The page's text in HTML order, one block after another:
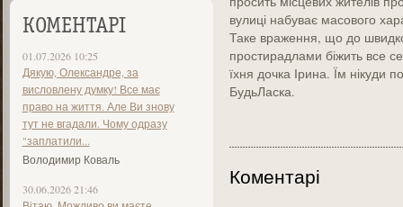
КОМЕНТАРІ
01.07.2026 10:25
Дякую, Олександре, за
висловлену думку! Все має
право на життя. Але Ви знову
тут не вгадали. Чому одразу
"заплатили...
Володимир Коваль
30.06.2026 21:46
вулиці набуває масового
Таке враження, що до
простирадлами біжить все
їхня дочка Ірина. Їм нікуди
БудьЛаска.
Коментарі